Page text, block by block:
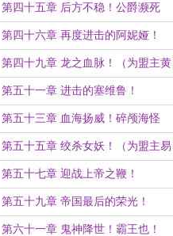
（一千均订加更）
第四十五章 后方不稳！公爵濒死
（三千均订加更）
第四十六章 再度进击的阿妮娅！
第四十九章 龙之血脉！（为盟主黄
志外加更）
第五十一章 进击的塞维鲁！
第五十三章 血海扬威！碎颅海怪
第五十五章 绞杀女妖！（为盟主易
翊天加更）
第五十七章 迎战上帝之鞭！
第五十九章 帝国最后的荣光！
第六十一章 鬼神降世！霸王也！